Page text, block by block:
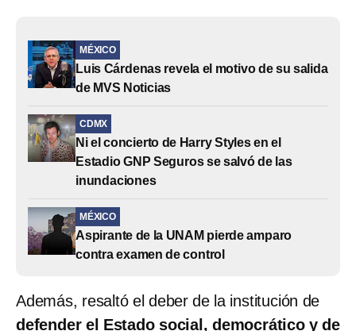
MÉXICO
Luis Cárdenas revela el motivo de su salida
de MVS Noticias
CDMX
Ni el concierto de Harry Styles en el
Estadio GNP Seguros se salvó de las
inundaciones
MÉXICO
Aspirante de la UNAM pierde amparo
contra examen de control
Además, resaltó el deber de la institución de
defender el Estado social, democrático y de